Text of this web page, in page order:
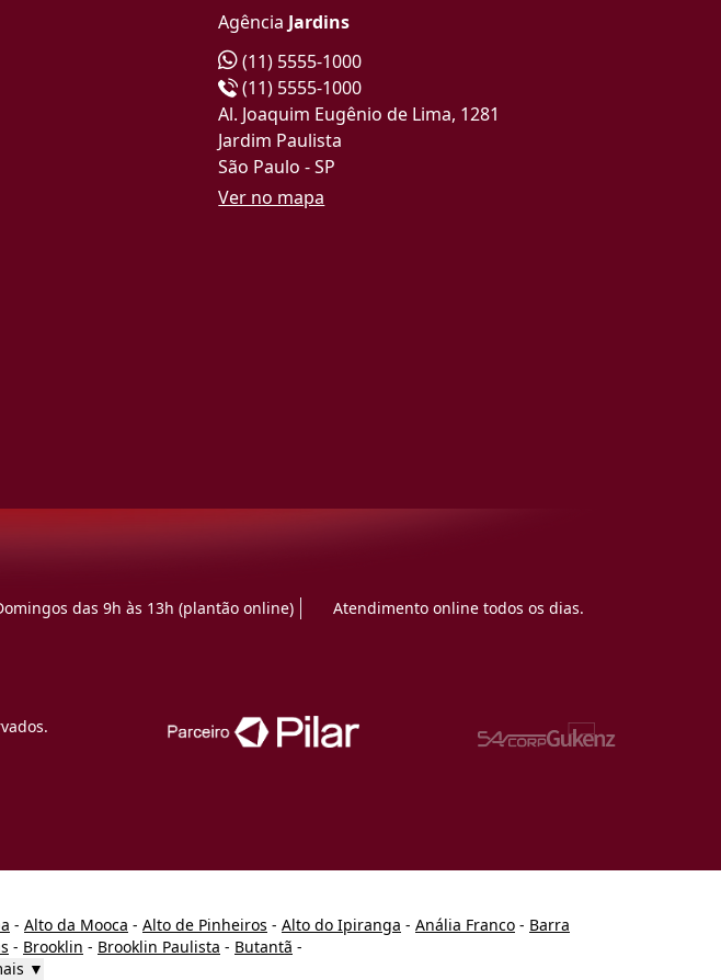
Agência Jardins
(11) 5555-1000
(11) 5555-1000
Al. Joaquim Eugênio de Lima, 1281
Jardim Paulista
São Paulo - SP
Ver no mapa
das 9h às 13h (plantão online) Atendimento online todos os dias.
- Alto da Mooca - Alto de Pinheiros - Alto do Ipiranga - Anália Franco - Barra
- Brooklin - Brooklin Paulista - Butantã -
▼